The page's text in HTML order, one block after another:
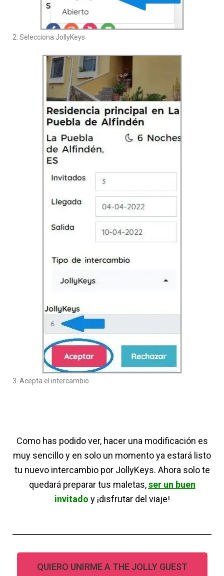
2. Selecciona JollyKeys
3. Acepta el intercambio
Como has podido ver, hacer una modificación es
muy sencillo y en solo un momento ya estará listo
tu nuevo intercambio por JollyKeys. Ahora solo te
quedará preparar tus maletas,ser un buen
invitado y ¡disfrutar del viaje!
QUIERO UNIRME A THE JOLLY GUEST